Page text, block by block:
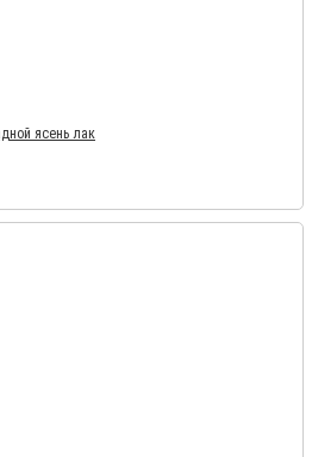
ясень лак